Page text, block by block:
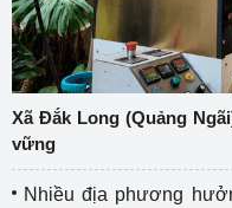
Xã Đắk Long (Quảng
vững
Nhiều địa phương